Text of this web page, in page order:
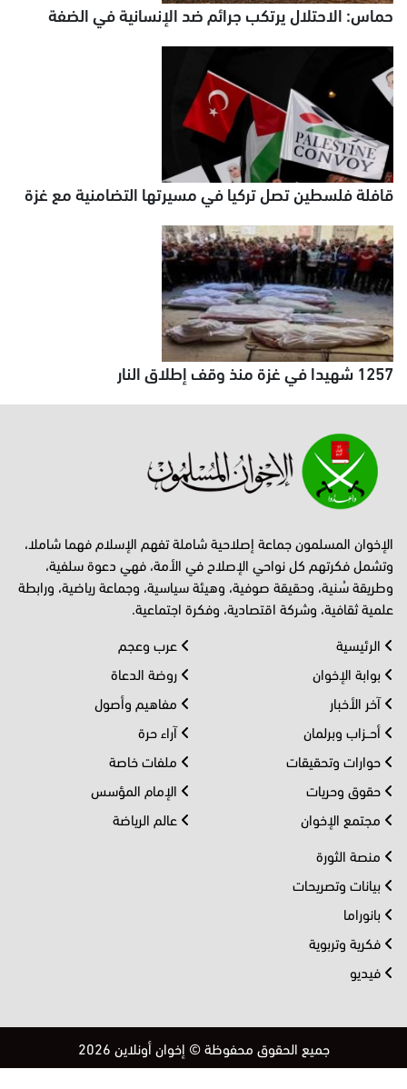
حماس: الاحتلال يرتكب جرائم ضد الإنسانية في الضفة
قافلة فلسطين تصل تركيا في مسيرتها التضامنية مع غزة
1257 شهيدا في غزة منذ وقف إطلاق النار
الإخوان المسلمون جماعة إصلاحية شاملة تفهم الإسلام فهما شاملا،
وتشمل فكرتهم كل نواحي الإصلاح في الأمة، فهي دعوة سلفية،
وطريقة سُنية، وحقيقة صوفية، وهيئة سياسية، وجماعة رياضية، ورابطة
علمية ثقافية، وشركة اقتصادية، وفكرة اجتماعية.
الرئيسية
بوابة الإخوان
آخر الأخبار
أحــزاب وبرلمان
حوارات وتحقيقات
حقوق وحريات
مجتمع الإخوان
عرب وعجم
روضة الدعاة
مفاهيم وأصول
آراء حرة
ملفات خاصة
الإمام المؤسس
عالم الرياضة
منصة الثورة
بيانات وتصريحات
بانوراما
فكرية وتربوية
فيديو
جميع الحقوق محفوظة © إخوان أونلاين 2026